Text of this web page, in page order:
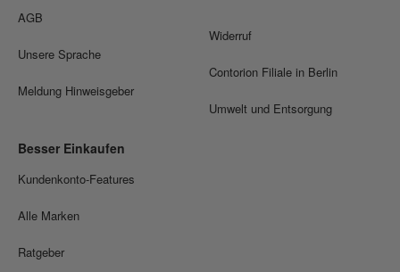
AGB
Unsere Sprache
Meldung Hinweisgeber
Widerruf
Contorion Filiale in Berlin
Umwelt und Entsorgung
Besser Einkaufen
Kundenkonto-Features
Alle Marken
Ratgeber